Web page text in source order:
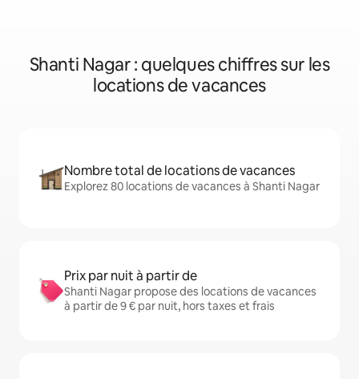
Shanti Nagar : quelques chiffres sur les
locations de vacances
Nombre total de locations de vacances
Explorez 80 locations de vacances à Shanti Nagar
Prix par nuit à partir de
Shanti Nagar propose des locations de vacances
à partir de 9 € par nuit, hors taxes et frais